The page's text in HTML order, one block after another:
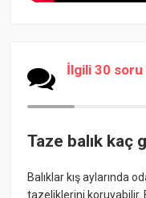
İlgili 30
Taze balık kaç
Balıklar kış aylarında
tazeliklerini